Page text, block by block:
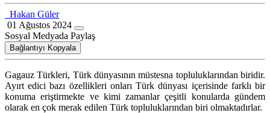
Hakan Güler
01 Ağustos 2024
Sosyal Medyada Paylaş
Bağlantıyı Kopyala
Gagauz Türkleri, Türk dünyasının müstesna topluluklarından biridir.
Ayırt edici bazı özellikleri onları Türk dünyası içerisinde farklı bir
konuma eriştirmekte ve kimi zamanlar çeşitli konularda gündem
olarak en çok merak edilen Türk topluluklarından biri olmaktadırlar.